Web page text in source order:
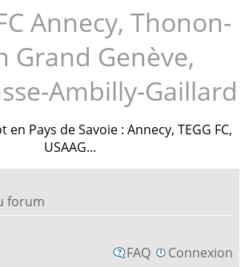
Annecy, Thonon-
Grand Genève,
Ambilly-Gaillard
Pays de Savoie : Annecy, TEGG FC,
USAAG...
forum
FAQ Connexion